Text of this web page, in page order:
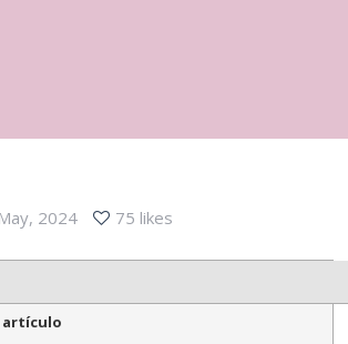
2024 75 likes
artículo